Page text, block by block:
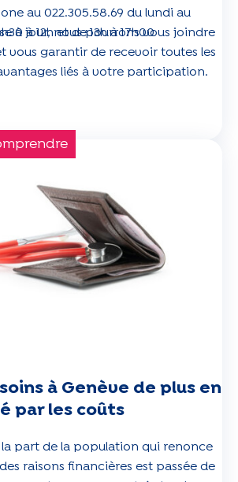
au 022.305.58.69 du lundi au
à 12h et de 13h à 17h00
à jour, nous pourrons vous joindre
vous garantir de recevoir toutes les
liés à votre participation.
soins à Genève de plus en
par les coûts
la part de la population qui renonce
raisons financières est passée de